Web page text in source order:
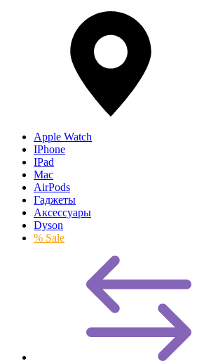
Apple Watch
IPhone
IPad
Mac
AirPods
Гаджеты
Аксессуары
Dyson
% Sale